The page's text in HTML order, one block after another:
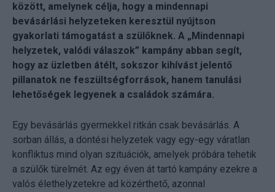
között, amelynek célja, hogy a mindennapi
bevásárlási helyzeteken keresztül nyújtson
gyakorlati támogatást a szülőknek. A „Mindennapi
helyzetek, valódi válaszok” kampány abban segít,
hogy az üzletben átélt, sokszor kihívást jelentő
pillanatok ne feszültségforrások, hanem tanulási
lehetőségek legyenek a családok számára.
Egy bevásárlás gyermekkel ritkán csak bevásárlás. A
sorban állás, a döntési helyzetek vagy egy-egy váratlan
konfliktus mind olyan szituációk, amelyek próbára tehetik
a szülők türelmét. Az egy éven át tartó kampány ezekre a
valós élethelyzetekre ad közérthető, azonnal